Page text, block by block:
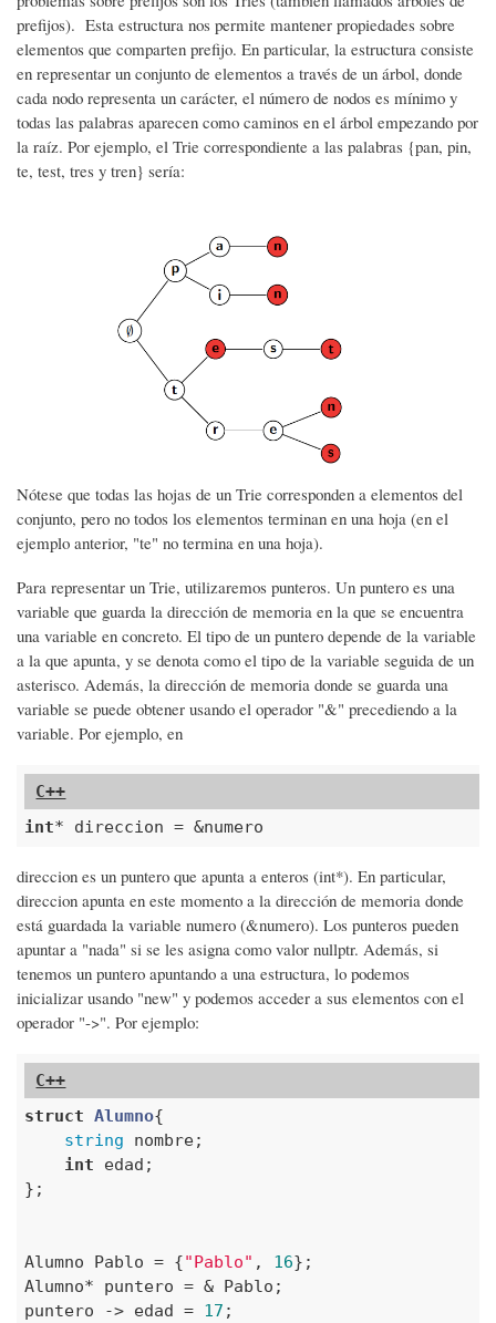
prefijos). Esta estructura nos permite mantener propiedades sobre
elementos que comparten prefijo. En particular, la estructura consiste
en representar un conjunto de elementos a través de un árbol, donde
cada nodo representa un carácter, el número de nodos es mínimo y
todas las palabras aparecen como caminos en el árbol empezando por
la raíz. Por ejemplo, el Trie correspondiente a las palabras {pan, pin,
te, test, tres y tren} sería:
Nótese que todas las hojas de un Trie corresponden a elementos del
conjunto, pero no todos los elementos terminan en una hoja (en el
ejemplo anterior, "te" no termina en una hoja).
Para representar un Trie, utilizaremos punteros. Un puntero es una
variable que guarda la dirección de memoria en la que se encuentra
una variable en concreto. El tipo de un puntero depende de la variable
a la que apunta, y se denota como el tipo de la variable seguida de un
asterisco. Además, la dirección de memoria donde se guarda una
variable se puede obtener usando el operador "&" precediendo a la
variable. Por ejemplo, en
int* direccion = &numero
direccion es un puntero que apunta a enteros (int*). En particular,
direccion apunta en este momento a la dirección de memoria donde
está guardada la variable numero (&numero). Los punteros pueden
apuntar a "nada" si se les asigna como valor nullptr. Además, si
tenemos un puntero apuntando a una estructura, lo podemos
inicializar usando "new" y podemos acceder a sus elementos con el
operador "->". Por ejemplo:
struct Alumno{
string nombre;
int edad;
};
Alumno Pablo = {"Pablo" , 16};
Alumno* puntero = & Pablo;
puntero -> edad = 17 ;